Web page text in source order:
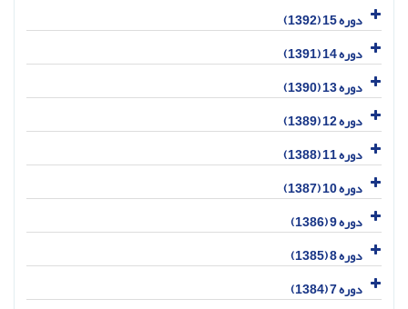
دوره 15 (1392)
دوره 14 (1391)
دوره 13 (1390)
دوره 12 (1389)
دوره 11 (1388)
دوره 10 (1387)
دوره 9 (1386)
دوره 8 (1385)
دوره 7 (1384)